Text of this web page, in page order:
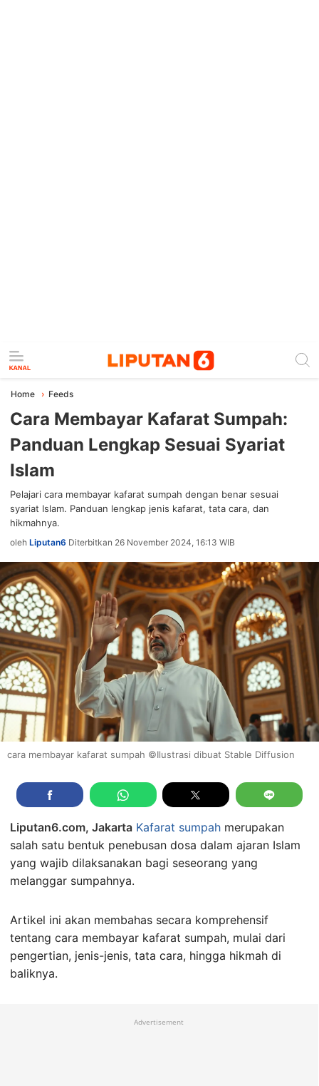
Home Feeds
Cara Membayar Kafarat Sumpah:
Panduan Lengkap Sesuai Syariat
Islam
Pelajari cara membayar kafarat sumpah dengan benar sesuai
syariat Islam. Panduan lengkap jenis kafarat, tata cara, dan
hikmahnya.
oleh Liputan6 Diterbitkan 26 November 2024, 16:13 WIB
cara membayar kafarat sumpah ©Ilustrasi dibuat Stable Diffusion
Liputan6.com, Jakarta Kafarat sumpah merupakan
salah satu bentuk penebusan dosa dalam ajaran Islam
yang wajib dilaksanakan bagi seseorang yang
melanggar sumpahnya.
Artikel ini akan membahas secara komprehensif
tentang cara membayar kafarat sumpah, mulai dari
pengertian, jenis-jenis, tata cara, hingga hikmah di
baliknya.
Advertisement